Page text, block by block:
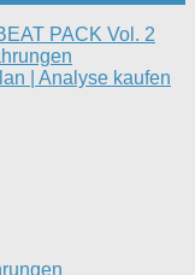
PACK Vol. 2
| Analyse kaufen